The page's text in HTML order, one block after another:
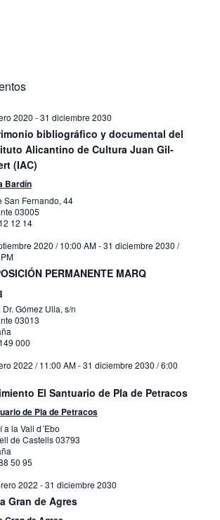
2020 -31 diciembre 2030
bibliográfico y documental del
Alicantino de Cultura Juan Gil-
(IAC)
Bardín
San Fernando, 44
03005
12 14
2020 / 10:00 AM-31 diciembre 2030 /
PERMANENTE MARQ
Dr. Gómez Ulla, s/n
03013
000
2022 / 11:00 AM-31 diciembre 2030 / 6:00
El Santuario de Pla de Petracos
de Pla de Petracos
a la Vall d´Ebo
de Castells03793
50 95
2022 -31 diciembre 2030
Gran de Agres